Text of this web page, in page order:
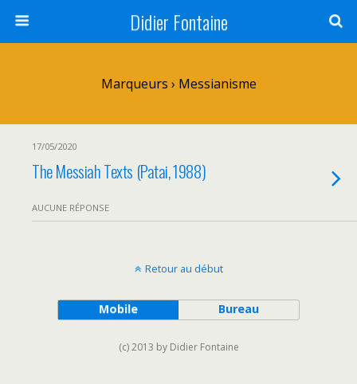
Didier Fontaine
Marqueurs › Messianisme
17/05/2020
The Messiah Texts (Patai, 1988)
AUCUNE RÉPONSE
Retour au début
Mobile Bureau
(c) 2013 by Didier Fontaine